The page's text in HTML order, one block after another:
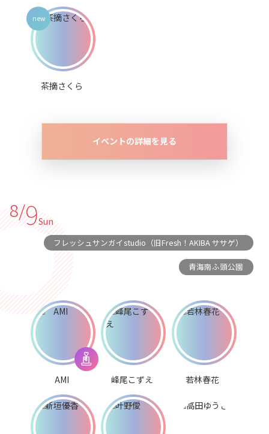
茶摘さくら
イベントの詳細を見る
8/9Sun
フレッシュサンガイstudio（旧Fresh！AKIBA ササゲ）
青海南ふ頭公園
AMI 峰尾こずえ 若林春花